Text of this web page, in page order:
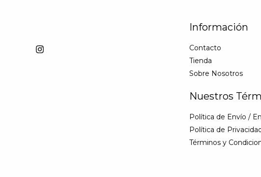
Información
Contacto
Tienda
Sobre Nosotros
Nuestros
Política de Envío /
Política de
Términos y